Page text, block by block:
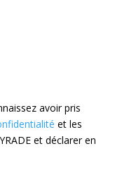
avoir pris
et les
et déclarer en